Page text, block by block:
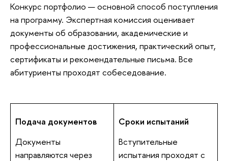
Конкурс портфолио — основной способ поступления
на программу. Экспертная комиссия оценивает
документы об образовании, академические и
профессиональные достижения, практический опыт,
сертификаты и рекомендательные письма. Все
абитуриенты проходят собеседование.
Подача документов
Документы
направляются через
Сроки испытаний
Вступительные
испытания проходят с